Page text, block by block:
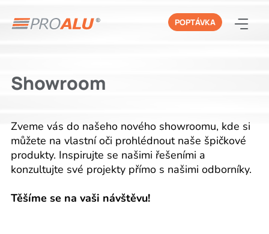
POPTÁVKA
Showroom
Zveme vás do našeho nového showroomu, kde si
můžete na vlastní oči prohlédnout naše špičkové
produkty. Inspirujte se našimi řešeními a
konzultujte své projekty přímo s našimi odborníky.
Těšíme se na vaši návštěvu!